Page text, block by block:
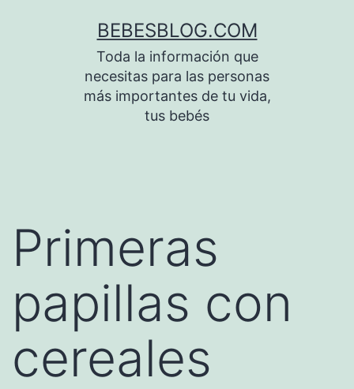
BEBESBLOG.COM
Toda la información que
necesitas para las personas
más importantes de tu vida,
tus bebés
Primeras
papillas con
cereales